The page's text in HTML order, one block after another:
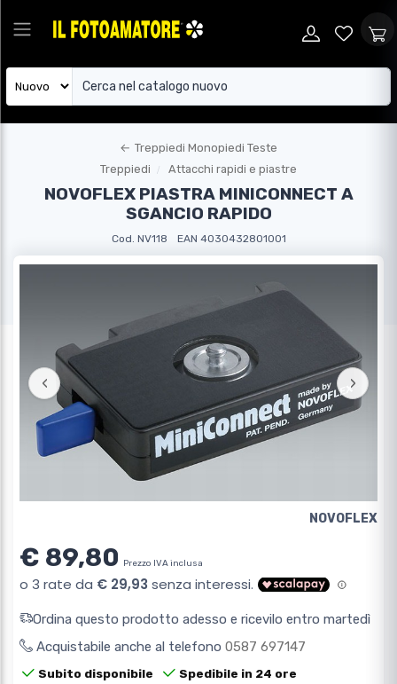
← Treppiedi Monopiedi Teste
Treppiedi
Attacchi rapidi e piastre
NOVOFLEX PIASTRA MINICONNECT A
SGANCIO RAPIDO
Cod. NV118 EAN 4030432801001
‹ ›
NOVOFLEX
€ 89,80 Prezzo IVA inclusa
Ordina questo prodotto adesso e ricevilo entro martedì
Acquistabile anche al telefono 0587 697147
Subito disponibile
Spedibile in 24 ore